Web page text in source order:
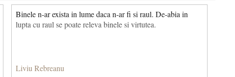
Binele n-ar exista in lume daca n-ar fi si raul. De-abia in
lupta cu raul se poate releva binele si virtutea.
Liviu Rebreanu